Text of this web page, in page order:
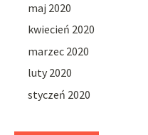
maj 2020
kwiecień 2020
marzec 2020
luty 2020
styczeń 2020